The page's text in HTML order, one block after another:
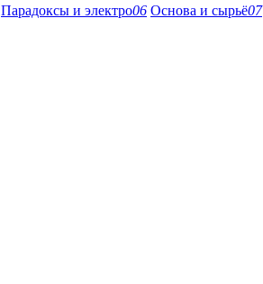
Парадоксы и электро06 Основа и сырьё07